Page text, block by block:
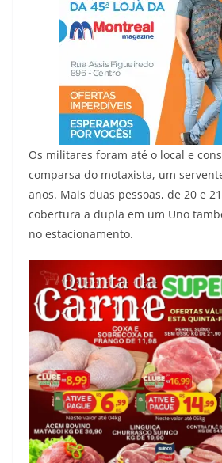
Os militares foram até o local e
comparsa do motaxista, um
anos. Mais duas pessoas, de 20 e
cobertura a dupla em um Uno
no estacionamento.